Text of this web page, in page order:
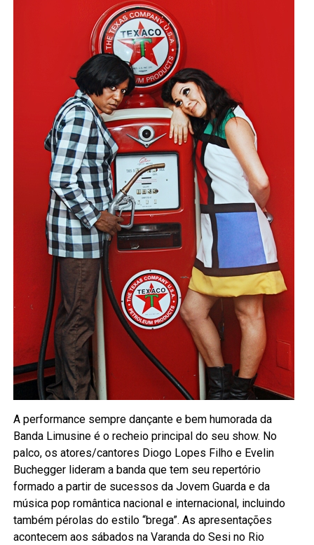
A performance sempre dançante e bem humorada da
Banda Limusine é o recheio principal do seu show. No
palco, os atores/cantores Diogo Lopes Filho e Evelin
Buchegger lideram a banda que tem seu repertório
formado a partir de sucessos da Jovem Guarda e da
música pop romântica nacional e internacional, incluindo
também pérolas do estilo “brega”. As apresentações
acontecem aos sábados na Varanda do Sesi no Rio